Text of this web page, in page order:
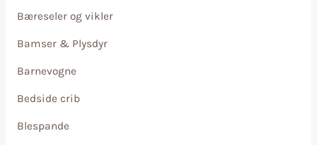
Bæreseler og vikler
Bamser & Plysdyr
Barnevogne
Bedside crib
Blespande